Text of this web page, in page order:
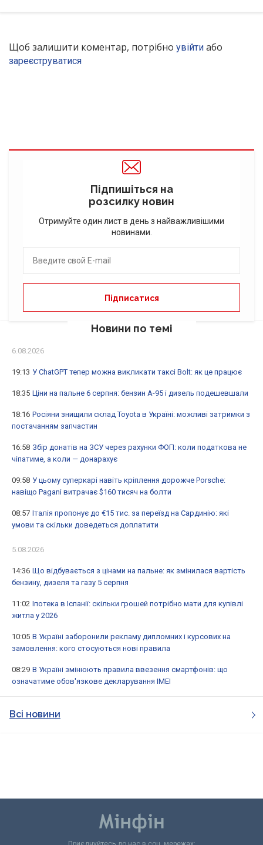
Щоб залишити коментар, потрібно увійти або
зареєструватися
Підпишіться на
розсилку новин
Отримуйте один лист в день з найважливішими
новинами.
Новини по темі
6.08.2026
19:13 У ChatGPT тепер можна викликати таксі Bolt: як це працює
18:35 Ціни на пальне 6 серпня: бензин А-95 і дизель подешевшали
18:16 Росіяни знищили склад Toyota в Україні: можливі затримки з
постачанням запчастин
16:58 Збір донатів на ЗСУ через рахунки ФОП: коли податкова не
чіпатиме, а коли — донарахує
09:58 У цьому суперкарі навіть кріплення дорожче Porsche:
навіщо Pagani витрачає $160 тисяч на болти
08:57 Італія пропонує до €15 тис. за переїзд на Сардинію: які
умови та скільки доведеться доплатити
5.08.2026
14:36 Що відбувається з цінами на пальне: як змінилася вартість
бензину, дизеля та газу 5 серпня
11:02 Іпотека в Іспанії: скільки грошей потрібно мати для купівлі
житла у 2026
10:05 В Україні заборонили рекламу дипломних і курсових на
замовлення: кого стосуються нові правила
08:29 В Україні змінюють правила ввезення смартфонів: що
означатиме обов'язкове декларування IMEI
Всі новини